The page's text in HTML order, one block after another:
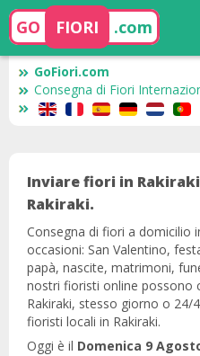
GO FIORI .com
GoFiori.com
Consegna di Fiori
Inviare fiori in
Rakiraki.
Consegna di fiori a domicilio
occasioni: San Valentino,
papà, nascite, matrimoni,
nostri fioristi online possono
Rakiraki, stesso giorno o 24/
fioristi locali in Rakiraki.
Oggi è il Domenica 9